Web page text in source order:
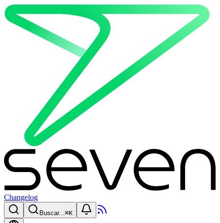
Changelog
Buscar... ⌘K